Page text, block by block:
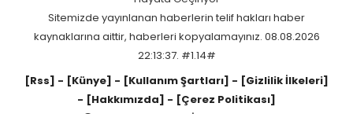
Sitemizde yayınlanan haberlerin telif hakları haber
kaynaklarına aittir, haberleri kopyalamayınız. 08.08.2026
22:13:37. #1.14#
[Rss] - [Künye] - [Kullanım Şartları] - [Gizlilik İlkeleri]
- [Hakkımızda] - [Çerez Politikası]